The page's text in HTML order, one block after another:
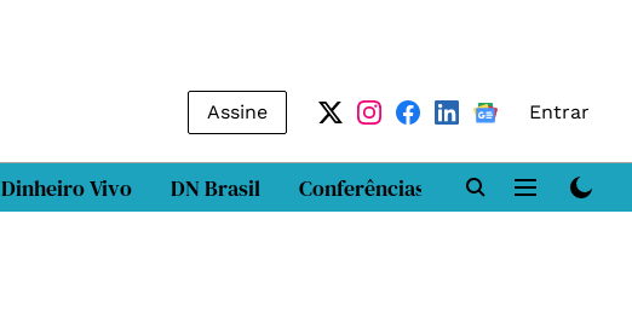
Assine Entrar
Dinheiro Vivo DN Brasil Conferências DN LAB